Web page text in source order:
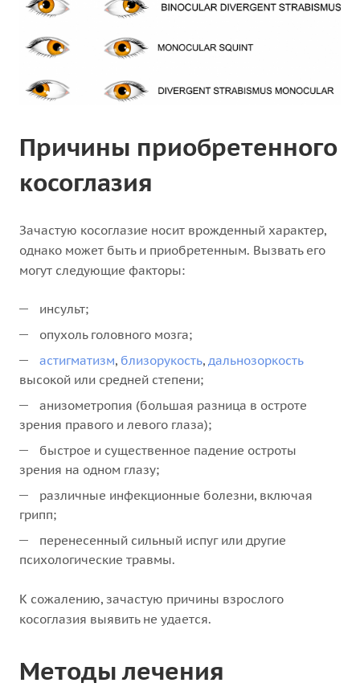
Причины приобретенного
косоглазия
Зачастую косоглазие носит врожденный характер,
однако может быть и приобретенным. Вызвать его
могут следующие факторы:
инсульт;
опухоль головного мозга;
астигматизм, близорукость, дальнозоркость
высокой или средней степени;
анизометропия (большая разница в остроте
зрения правого и левого глаза);
быстрое и существенное падение остроты
зрения на одном глазу;
различные инфекционные болезни, включая
грипп;
перенесенный сильный испуг или другие
психологические травмы.
К сожалению, зачастую причины взрослого
косоглазия выявить не удается.
Методы лечения